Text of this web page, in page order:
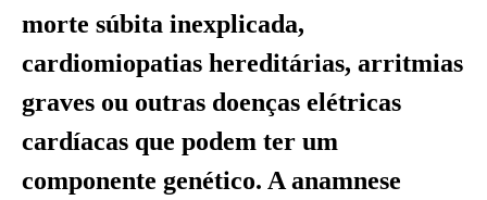
morte súbita inexplicada,
cardiomiopatias hereditárias, arritmias
graves ou outras doenças elétricas
cardíacas que podem ter um
componente genético. A anamnese